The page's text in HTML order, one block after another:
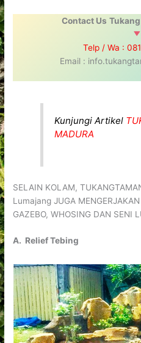
Contact Us
Telp / Wa :
Email :
Kunjungi Artikel
MADURA
SELAIN KOLAM,
Lumajang JUGA
GAZEBO, WHOSING DAN SENI
A. Relief Tebing